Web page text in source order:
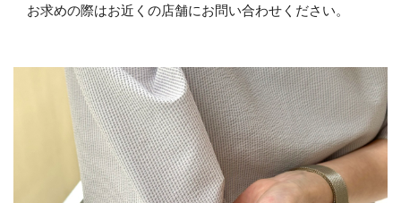
お求めの際はお近くの店舗にお問い合わせください。